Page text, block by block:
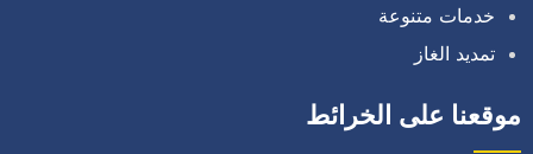
خدمات متنوعة
تمديد الغاز
موقعنا على الخرائط